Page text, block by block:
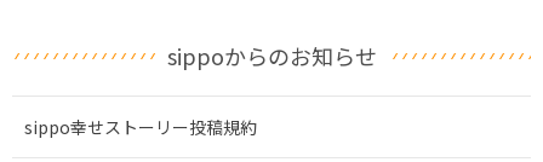
sippoからのお知らせ
sippo幸せストーリー投稿規約